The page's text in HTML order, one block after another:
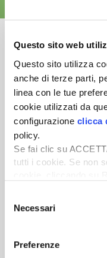
Questo sito web
Questo sito utilizza
anche di terze parti,
linea con le tue
cookie utilizzati da
configurazione clicca
policy.
Se fai clic su
tutti i cookie. Se non
desideri accettare e
delNecessari
Preferenze
Scopri un servizio